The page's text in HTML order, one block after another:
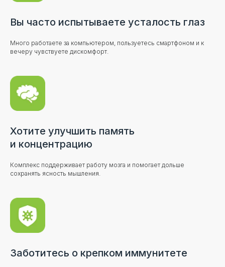
Вы часто испытываете усталость глаз
Много работаете за компьютером, пользуетесь смартфоном и к
вечеру чувствуете дискомфорт.
Хотите улучшить память
и концентрацию
Комплекс поддерживает работу мозга и помогает дольше
сохранять ясность мышления.
Заботитесь о крепком иммунитете
Получите
персональный подбор
курса за 2 минуты
Пройдите быстрый тест и подберите
подходящий курс витаминов именно
для вас
Пройти тест